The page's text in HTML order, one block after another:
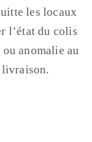
les locaux
l’état du colis
anomalie au
livraison.